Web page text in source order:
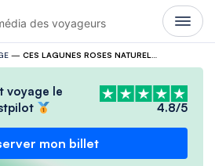
des voyageurs
—
voyage le
4.8/5
mon billet